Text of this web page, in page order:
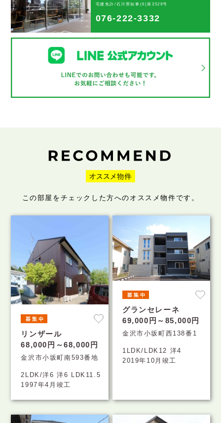
宅建免許/石川県知事(6)第3529号
076-222-3332
この部屋をチェックした方へのオススメ物件です。
リンザール
68,000円～68,000円
金沢市小坂町南593番地
2LDK/洋6 洋6 LDK11.5
1997年4月竣工
グランセレーネ
69,000円～85,000円
金沢市小坂町西138番1
1LDK/LDK12 洋4
2019年10月竣工